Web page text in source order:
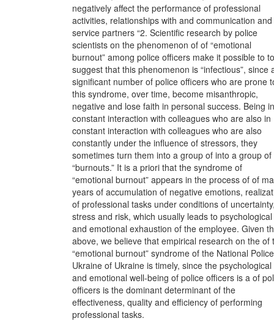
negatively affect the performance of professional
activities, relationships with and communication and
service partners “2. Scientific research by police
scientists on the phenomenon of of “emotional
burnout” among police officers make it possible to to
suggest that this phenomenon is “infectious”, since
significant number of police officers who are prone
this syndrome, over time, become misanthropic,
negative and lose faith in personal success. Being in
constant interaction with colleagues who are also in
constant interaction with colleagues who are also
constantly under the influence of stressors, they
sometimes turn them into a group of into a group of
“burnouts.” It is a priori that the syndrome of
“emotional burnout” appears in the process of of
years of accumulation of negative emotions,
of professional tasks under conditions of
stress and risk, which usually leads to psychological
and emotional exhaustion of the employee. Given
above, we believe that empirical research on the of
“emotional burnout” syndrome of the National
Ukraine of Ukraine is timely, since the psychological
and emotional well-being of police officers is a of
officers is the dominant determinant of the
effectiveness, quality and efficiency of performing
professional tasks.